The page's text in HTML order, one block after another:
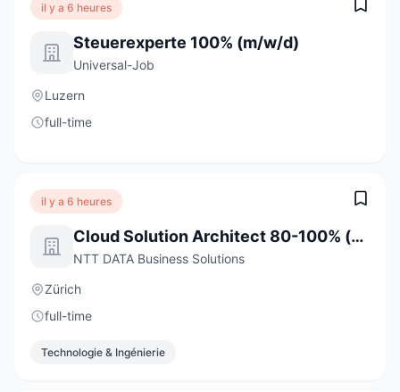
il y a 6 heures
Steuerexperte 100% (m/w/d)
Universal-Job
Luzern
full-time
il y a 6 heures
Cloud Solution Architect 80-100% (m/w/d)
NTT DATA Business Solutions
Zürich
full-time
Technologie & Ingénierie